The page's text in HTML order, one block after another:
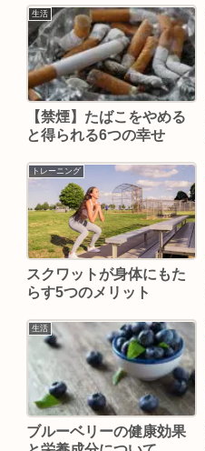
生活
【禁煙】たばこをやめる
と得られる6つの幸せ
トレーニング
スクワットが身体にもた
らす5つのメリット
生活
ブルーベリーの健康効果